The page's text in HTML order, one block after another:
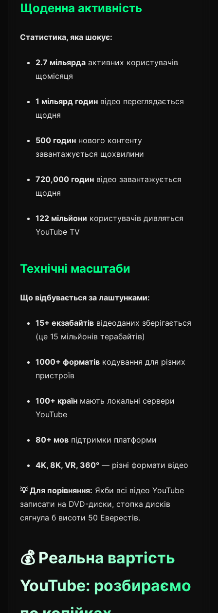
Щоденна активність
Статистика, яка шокує:
2.7 мільярда активних користувачів
щомісяця
1 мільярд годин відео переглядається
щодня
500 годин нового контенту
завантажується щохвилини
720,000 годин відео завантажується
щодня
122 мільйони користувачів дивляться
YouTube TV
Технічні масштаби
Що відбувається за лаштунками:
15+ екзабайтів відеоданих зберігається
(це 15 мільйонів терабайтів)
1000+ форматів кодування для різних
пристроїв
100+ країн мають локальні сервери
YouTube
80+ мов підтримки платформи
4K, 8K, VR, 360° — різні формати відео
💡 Для порівняння: Якби всі відео YouTube
записати на DVD-диски, стопка дисків
сягнула б висоти 50 Еверестів.
💰 Реальна вартість
YouTube: розбираємо